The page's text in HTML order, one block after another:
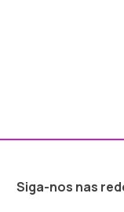
Siga-nos nas